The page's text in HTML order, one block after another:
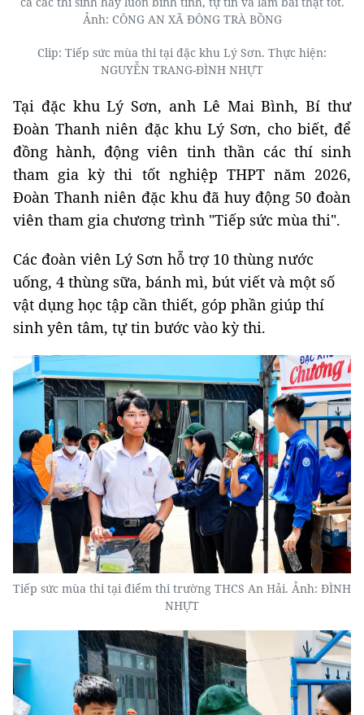
Ảnh: CÔNG AN XÃ ĐÔNG TRÀ BỒNG
Clip: Tiếp sức mùa thi tại đặc khu Lý Sơn. Thực hiện:
NGUYỄN TRANG-ĐÌNH NHỰT
Tại đặc khu Lý Sơn, anh Lê Mai Bình, Bí thư
Đoàn Thanh niên đặc khu Lý Sơn, cho biết, để
đồng hành, động viên tinh thần các thí sinh
tham gia kỳ thi tốt nghiệp THPT năm 2026,
Đoàn Thanh niên đặc khu đã huy động 50 đoàn
viên tham gia chương trình "Tiếp sức mùa thi".
Các đoàn viên Lý Sơn hỗ trợ 10 thùng nước
uống, 4 thùng sữa, bánh mì, bút viết và một số
vật dụng học tập cần thiết, góp phần giúp thí
sinh yên tâm, tự tin bước vào kỳ thi.
Tiếp sức mùa thi tại điểm thi trường THCS An Hải. Ảnh: ĐÌNH
NHỰT